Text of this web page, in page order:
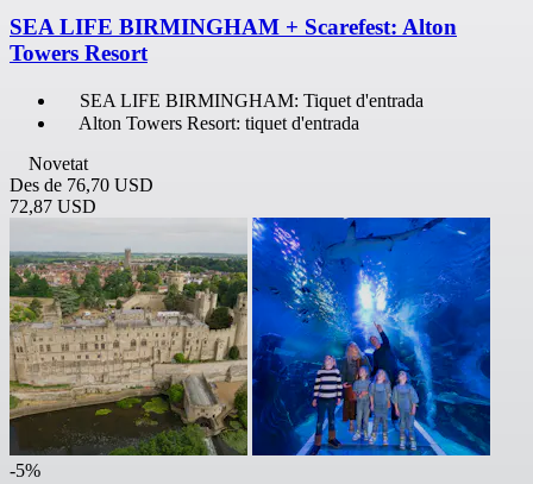
SEA LIFE BIRMINGHAM + Scarefest: Alton
Towers Resort
SEA LIFE BIRMINGHAM: Tiquet d'entrada
Alton Towers Resort: tiquet d'entrada
Novetat
Des de 76,70 USD
72,87 USD
-5%